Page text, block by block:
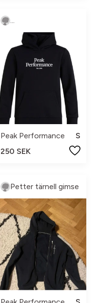
...
Peak Performance
S
250 SEK
Petter tärnell gimse